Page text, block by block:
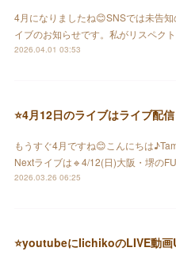
4月になりましたね😊SNSでは未告
イブのお知らせです。私がリスペク
2026.04.01 03:53
⭐️4月12日のライブはライブ配
もうすぐ4月ですね😊こんにちは
Nextライブは🔹4/12(日)大阪・堺の
2026.03.26 06:25
⭐️youtubeにIichikoのLIVE動画